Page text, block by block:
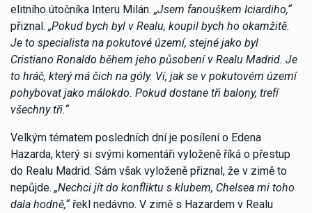
elitního útočníka Interu Milán. „Jsem fanouškem Iciardiho,“
přiznal. „Pokud bych byl v Realu, koupil bych ho okamžitě.
Je to specialista na pokutové území, stejné jako byl
Cristiano Ronaldo během jeho působení v Realu Madrid. Je
to hráč, který má čich na góly. Ví, jak se v pokutovém území
pohybovat jako málokdo. Pokud dostane tři balony, trefí
všechny tři.“
Velkým tématem posledních dní je posílení o Edena
Hazarda, který si svými komentáři vyloženě říká o přestup
do Realu Madrid. Sám však vyloženě přiznal, že v zimě to
nepůjde. „Nechci jít do konfliktu s klubem, Chelsea mi toho
dala hodně,“řekl nedávno. V zimě s Hazardem v Realu